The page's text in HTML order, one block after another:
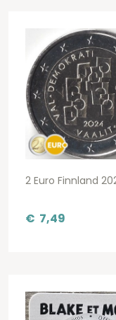
2 Euro Finnland
€ 7,49